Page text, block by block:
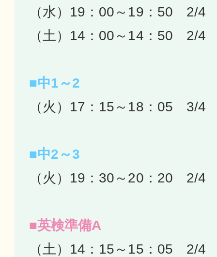
（水）19：00～19：50 2/4
（土）14：00～14：50 2/4
■中1～2
（火）17：15～18：05 3/4
■中2～3
（火）19：30～20：20 2/4
■英検準備A
（土）14：15～15：05 2/4